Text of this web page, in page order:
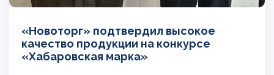
«Новоторг» подтвердил высокое
качество продукции на конкурсе
«Хабаровская марка»